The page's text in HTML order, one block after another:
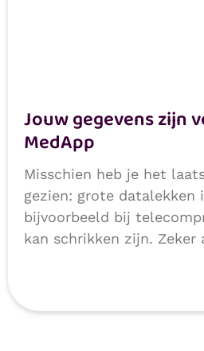
Jouw gegevens zijn
MedApp
Misschien heb je het
gezien: grote datalekken
bijvoorbeeld bij
kan schrikken zijn. Zeker
persoonlijke of medische
Logisch dat je je